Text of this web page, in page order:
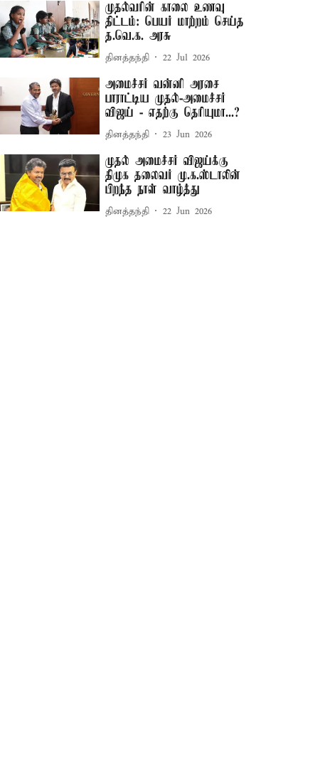
முதல்வரின் காலை உணவு
திட்டம்: பெயர் மாற்றம் செய்த
த.வெ.க. அரசு
தினத்தந்தி 22 Jul 2026
அமைச்சர் வன்னி அரசை
பாராட்டிய முதல்-அமைச்சர்
விஜய் - எதற்கு தெரியுமா...?
தினத்தந்தி 23 Jun 2026
முதல் அமைச்சர் விஜய்க்கு
திமுக தலைவர் மு.க.ஸ்டாலின்
பிறந்த நாள் வாழ்த்து
தினத்தந்தி 22 Jun 2026